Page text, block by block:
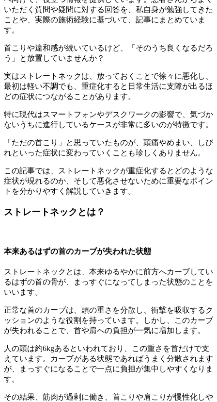
いただく質問や疑問に対する回答を、私自身が勉強してきた
ことや、実際の施術経験に基づいて、記事にまとめていま
す。
首こりや違和感が続いているけど、「そのうち良くなるだろ
う」と放置していませんか？
実はストレートネックは、放っておくことで徐々に悪化し、
最初は軽い不調でも、重症化すると日常生活に支障が出るほ
どの症状につながることがあります。
特に現代はスマートフォンやデスクワークの影響で、気づか
ないうちに進行しているケースが非常に多いのが特徴です。
「ただの首こり」と思っていたものが、頭痛やめまい、しび
れといった症状に変わっていくことも珍しくありません。
この記事では、ストレートネックが重症化するとどのような
症状が現れるのか、そして悪化させないために重要なポイン
トを分かりやすく解説していきます。
ストレートネックとは？
本来あるはずの首のカーブが失われた状態
ストレートネックとは、本来ゆるやかに前方へカーブしてい
るはずの首の骨が、まっすぐになってしまった状態のことを
いいます。
正常な首のカーブは、頭の重さを分散し、衝撃を吸収するク
ッションのような役割を持っています。しかし、このカーブ
が失われることで、首や肩への負担が一気に増加します。
人の頭は約6kgあるといわれており、この重さを首だけで支
えています。カーブがある状態であればうまく分散されます
が、まっすぐになることで一点に負担が集中しやすくなりま
す。
その結果、筋肉が過剰に働き、首こりや肩こりが慢性化しや